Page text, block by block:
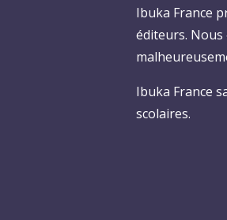
Ibuka France
éditeurs.
Ibuka France
scolaires.